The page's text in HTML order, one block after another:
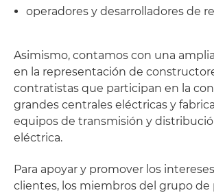
operadores y desarrolladores de
Asimismo, contamos con una
en la representación de
contratistas que participan en la
grandes centrales eléctricas y
equipos de transmisión y
eléctrica.
Para apoyar y promover los
clientes, los miembros del grupo de